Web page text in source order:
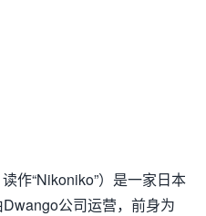
作“Nikoniko”）是一家日本
公司运营，前身为